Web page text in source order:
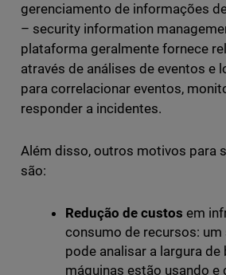
gerenciamento de informações
– security information
plataforma geralmente fornece
através de análises de eventos e
para correlacionar eventos,
responder a incidentes.
Além disso, outros motivos para
são:
Redução de custos em
consumo de recursos: um
pode analisar a largura de
máquinas estão usando e